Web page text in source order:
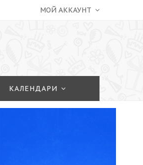
МОЙ АККАУНТ
КАЛЕНДАРИ